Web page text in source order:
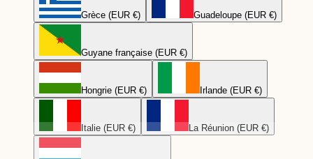
Grèce (EUR €) Guadeloupe (EUR €)
Guyane française (EUR €)
Hongrie (EUR €) Irlande (EUR €)
Italie (EUR €) La Réunion (EUR €)